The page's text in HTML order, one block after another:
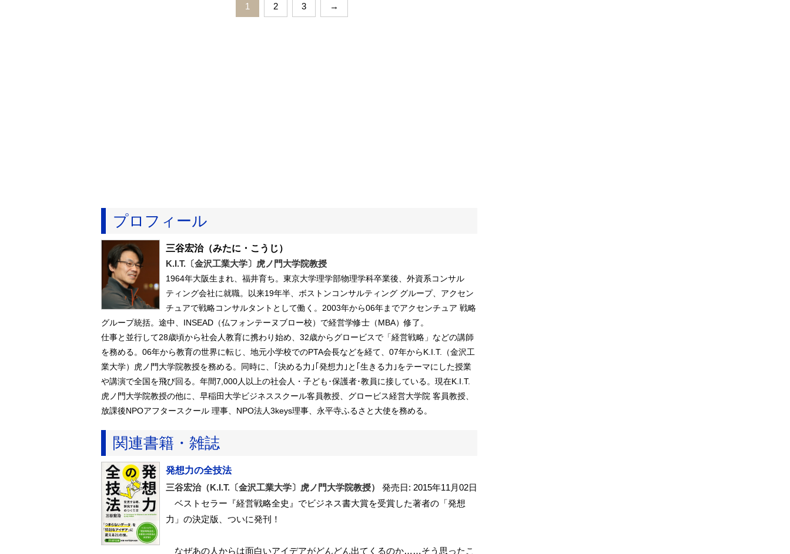
1 2 3 →
プロフィール
三谷宏治（みたに・こうじ）
K.I.T.〔金沢工業大学〕虎ノ門大学院教授
1964年大阪生まれ、福井育ち。東京大学理学部物理学科卒業後、外資系コンサル
ティング会社に就職。以来19年半、ボストンコンサルティング グループ、アクセン
チュアで戦略コンサルタントとして働く。2003年から06年までアクセンチュア 戦略
グループ統括。途中、INSEAD（仏フォンテーヌブロー校）で経営学修士（MBA）修了。
仕事と並行して28歳頃から社会人教育に携わり始め、32歳からグロービスで「経営戦略」などの講師
を務める。06年から教育の世界に転じ、地元小学校でのPTA会長などを経て、07年からK.I.T.（金沢工
業大学）虎ノ門大学院教授を務める。同時に、｢決める力｣｢発想力｣と｢生きる力｣をテーマにした授業
や講演で全国を飛び回る。年間7,000人以上の社会人・子ども･保護者･教員に接している。現在K.I.T.
虎ノ門大学院教授の他に、早稲田大学ビジネススクール客員教授、グロービス経営大学院 客員教授、
放課後NPOアフタースクール 理事、NPO法人3keys理事、永平寺ふるさと大使を務める。
関連書籍・雑誌
発想力の全技法
三谷宏治（K.I.T.〔金沢工業大学〕虎ノ門大学院教授）
発売日: 2015年11月02日
ベストセラー『経営戦略全史』でビジネス書大賞を受賞した著者の「発想
力」の決定版、ついに発刊！
なぜあの人からは面白いアイデアがどんどん出てくるのか……そう思ったこ